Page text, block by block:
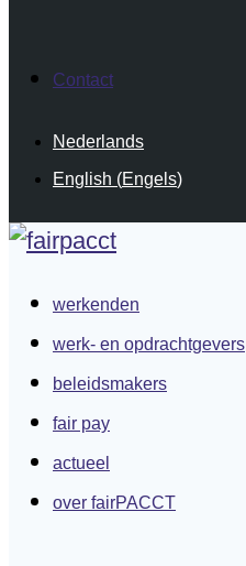
Contact
Nederlands
English (Engels)
werkenden
werk- en opdrachtgevers
beleidsmakers
fair pay
actueel
over fairPACCT